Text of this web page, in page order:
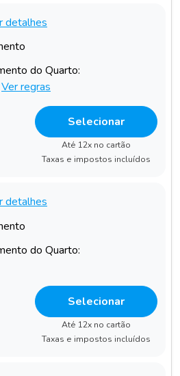
detalhes
do Quarto:
Ver regras
Selecionar
Até 12x no cartão
Taxas e impostos incluídos
detalhes
do Quarto:
Selecionar
Até 12x no cartão
Taxas e impostos incluídos